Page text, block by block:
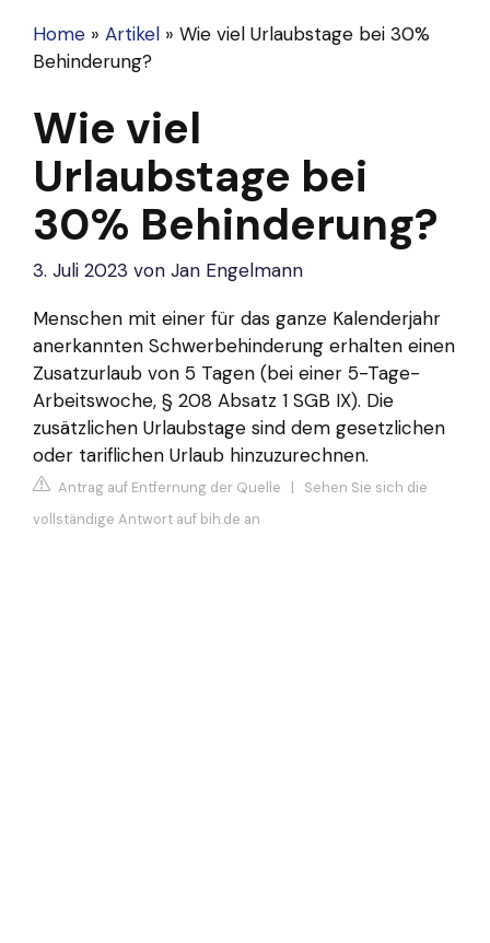
Home » Artikel » Wie viel Urlaubstage bei 30%
Behinderung?
Wie viel
Urlaubstage bei
30% Behinderung?
3. Juli 2023 von Jan Engelmann
Menschen mit einer für das ganze Kalenderjahr
anerkannten Schwerbehinderung erhalten einen
Zusatzurlaub von 5 Tagen (bei einer 5-Tage-
Arbeitswoche, § 208 Absatz 1 SGB IX). Die
zusätzlichen Urlaubstage sind dem gesetzlichen
oder tariflichen Urlaub hinzuzurechnen.
Antrag auf Entfernung der Quelle | Sehen Sie sich die
vollständige Antwort auf bih.de an